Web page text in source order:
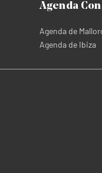
Agenda
Agenda de
Agenda de Ibiza